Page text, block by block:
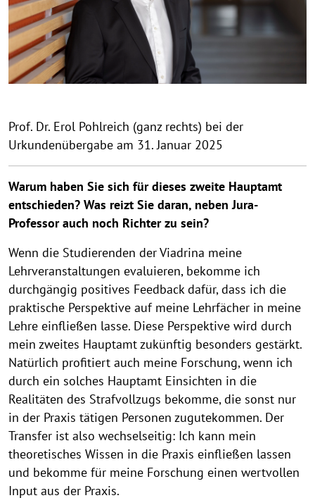
e
i
s
Prof. Dr. Erol Pohlreich (ganz rechts) bei der
Urkundenübergabe am 31. Januar 2025
Warum haben Sie sich für dieses zweite Hauptamt
entschieden? Was reizt Sie daran, neben Jura-
Professor auch noch Richter zu sein?
Wenn die Studierenden der Viadrina meine
Lehrveranstaltungen evaluieren, bekomme ich
durchgängig positives Feedback dafür, dass ich die
praktische Perspektive auf meine Lehrfächer in meine
Lehre einfließen lasse. Diese Perspektive wird durch
mein zweites Hauptamt zukünftig besonders gestärkt.
Natürlich profitiert auch meine Forschung, wenn ich
durch ein solches Hauptamt Einsichten in die
Realitäten des Strafvollzugs bekomme, die sonst nur
in der Praxis tätigen Personen zugutekommen. Der
Transfer ist also wechselseitig: Ich kann mein
theoretisches Wissen in die Praxis einfließen lassen
und bekomme für meine Forschung einen wertvollen
Input aus der Praxis.